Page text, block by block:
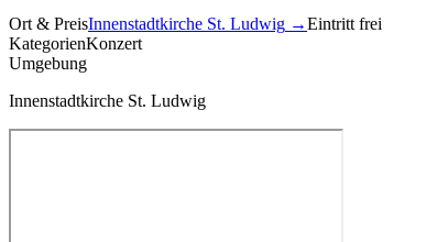
Ort & PreisInnenstadtkirche St. Ludwig →Eintritt frei
KategorienKonzert
Umgebung
Innenstadtkirche St. Ludwig